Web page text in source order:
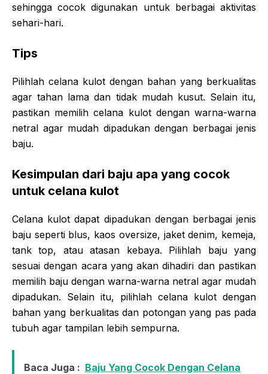
sehingga cocok digunakan untuk berbagai aktivitas
sehari-hari.
Tips
Pilihlah celana kulot dengan bahan yang berkualitas
agar tahan lama dan tidak mudah kusut. Selain itu,
pastikan memilih celana kulot dengan warna-warna
netral agar mudah dipadukan dengan berbagai jenis
baju.
Kesimpulan dari baju apa yang cocok
untuk celana kulot
Celana kulot dapat dipadukan dengan berbagai jenis
baju seperti blus, kaos oversize, jaket denim, kemeja,
tank top, atau atasan kebaya. Pilihlah baju yang
sesuai dengan acara yang akan dihadiri dan pastikan
memilih baju dengan warna-warna netral agar mudah
dipadukan. Selain itu, pilihlah celana kulot dengan
bahan yang berkualitas dan potongan yang pas pada
tubuh agar tampilan lebih sempurna.
Baca Juga : Baju Yang Cocok Dengan Celana